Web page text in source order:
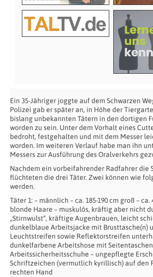
Ein 35-Jähriger joggte auf dem Schwarzen
Polizei gab er später an, in Höhe der
bislang unbekannten Tätern in den dortigen
worden zu sein. Unter dem Vorhalt eines
bedroht, festgehalten und mit dem Messer
worden. Im weiteren Verlauf habe man ihn
Messers zur Ausführung des Oralverkehrs
Nachdem ein vorbeifahrender Radfahrer die
flüchteten die drei Täter. Zwei können wie
werden.
Täter 1: – männlich – ca. 185-190 cm groß – ca.
blonde Haare – muskulös, kräftig aber nicht
„Stirnwulst“, kräftige Augenbrauen, leicht
dunkelblaue Arbeitsjacke mit Brusttasche(n)
Leuchtstreifen sowie Reflektorstreifen
dunkelfarbene Arbeitshose mit
Arbeitssicherheitsschuhe – ungepflegte
Schriftzeichen (vermutlich kyrillisch) auf den
rechten Hand